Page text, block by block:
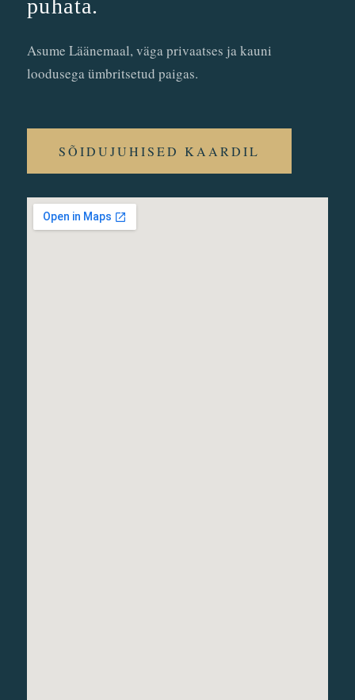
puhata.
Asume Läänemaal, väga privaatses ja kauni
loodusega ümbritsetud paigas.
SÕIDUJUHISED KAARDIL